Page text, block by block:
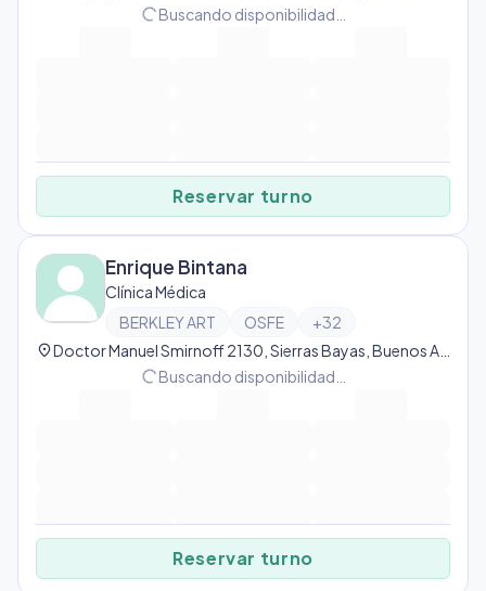
progress_activityBuscando disponibilidad…
Reservar turno
Enrique Bintana
Clínica Médica
BERKLEY ART
OSFE +32
location_on
progress_activityBuscando disponibilidad…
Reservar turno